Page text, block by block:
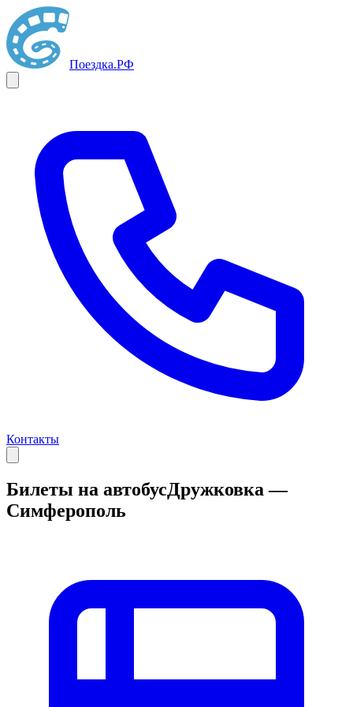
Поездка.РФ
Контакты
Билеты на автобусДружковка —
Симферополь